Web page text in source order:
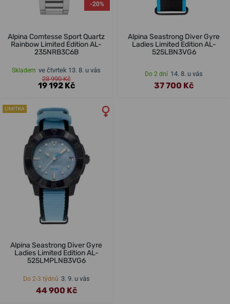
-20%
Alpina Comtesse Sport Quartz
Rainbow Limited Edition AL-
235NRB3C6B
Skladem ve čtvrtek 13. 8. u vás
23 990 Kč
19 192 Kč
Alpina Seastrong Diver Gyre
Ladies Limited Edition AL-
525LBN3VG6
Do 2 dní 14. 8. u vás
37 700 Kč
LIMITKA
Alpina Seastrong Diver Gyre
Ladies Limited Edition AL-
525LMPLNB3VG6
Do 2-3 týdnů 3. 9. u vás
44 900 Kč